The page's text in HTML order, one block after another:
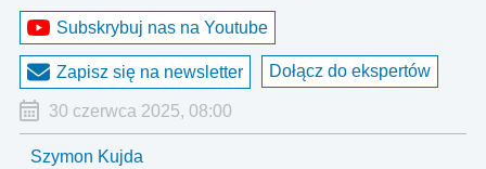
Subskrybuj nas na Youtube
Zapisz się na newsletter Dołącz do ekspertów
30 czerwca 2025, 08:00
Szymon Kujda